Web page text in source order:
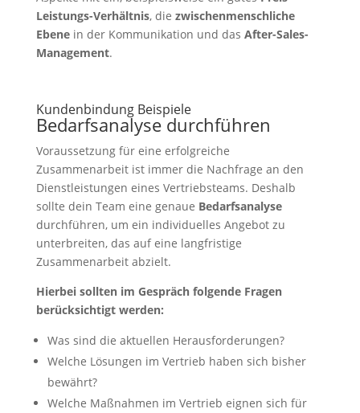
Leistungs-Verhältnis, die zwischenmenschliche
Ebenein der Kommunikation und das After-Sales-
Management.
Kundenbindung Beispiele
Bedarfsanalyse durchführen
Voraussetzung für eine erfolgreiche
Zusammenarbeit ist immer die Nachfrage an den
Dienstleistungen eines Vertriebsteams. Deshalb
sollte dein Team eine genaue Bedarfsanalyse
durchführen, um ein individuelles Angebot zu
unterbreiten, das auf eine langfristige
Zusammenarbeit abzielt.
Hierbei sollten im Gespräch folgende Fragen
berücksichtigt werden:
Was sind die aktuellen Herausforderungen?
Welche Lösungen im Vertrieb haben sich bisher
bewährt?
Welche Maßnahmen im Vertrieb eignen sich für